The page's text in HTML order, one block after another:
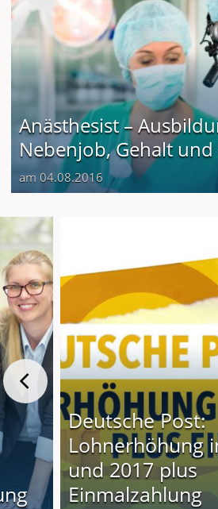
Anästhesist –
Nebenjob, Gehalt
am 04.08.2016
Deutsche Post:
Lohnerhöhung
und 2017 plus
Einmalzahlung